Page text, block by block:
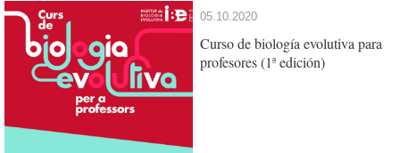
05.10.2020
Curso de biología evolutiva para
profesores (1ª edición)